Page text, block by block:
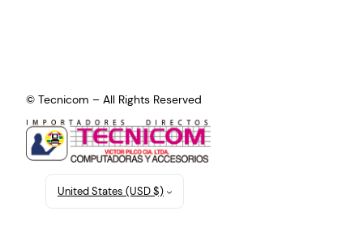
© Tecnicom – All Rights Reserved
United States (USD $)